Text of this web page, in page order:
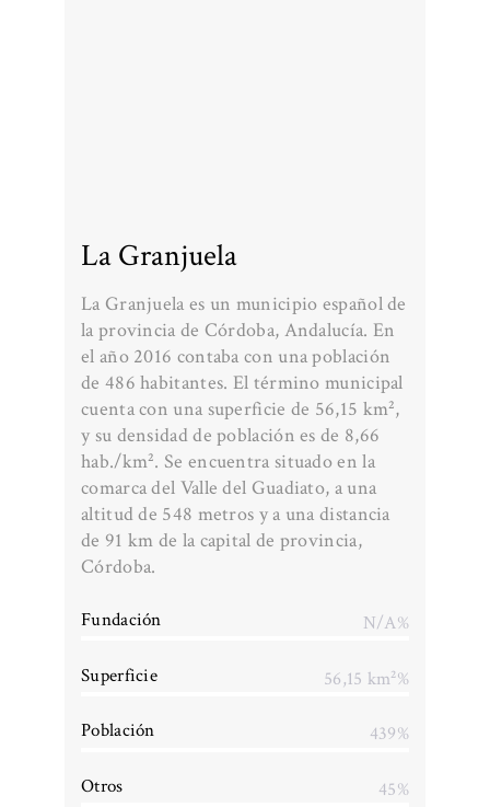
La Granjuela
La Granjuela es un municipio español de
la provincia de Córdoba, Andalucía. En
el año 2016 contaba con una población
de 486 habitantes. El término municipal
cuenta con una superficie de 56,15 km²,
y su densidad de población es de 8,66
hab./km². Se encuentra situado en la
comarca del Valle del Guadiato, a una
altitud de 548 metros y a una distancia
de 91 km de la capital de provincia,
Córdoba.
Fundación N/A%
Superficie 56,15 km²%
Población 439%
Otros 45%